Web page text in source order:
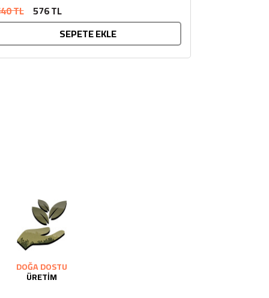
TL 576 TL
SEPETE EKLE
DOĞA DOSTU
ÜRETİM